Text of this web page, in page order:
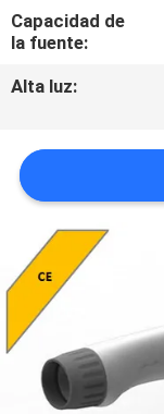
Capacidad de
la fuente:
Alta luz: